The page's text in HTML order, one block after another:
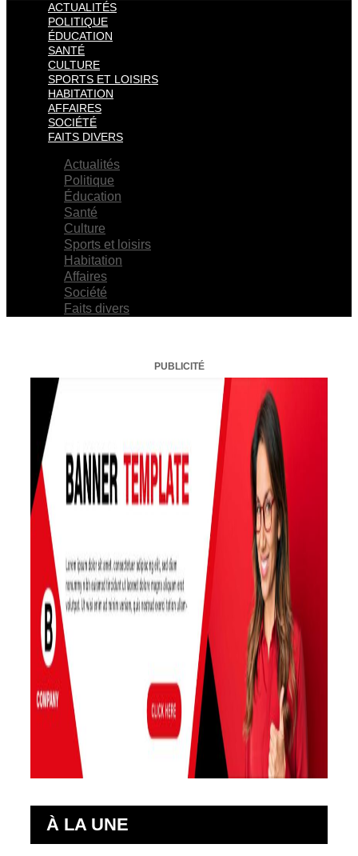
ACTUALITÉS
POLITIQUE
ÉDUCATION
SANTÉ
CULTURE
SPORTS ET LOISIRS
HABITATION
AFFAIRES
SOCIÉTÉ
FAITS DIVERS
Actualités
Politique
Éducation
Santé
Culture
Sports et loisirs
Habitation
Affaires
Société
Faits divers
PUBLICITÉ
À LA UNE